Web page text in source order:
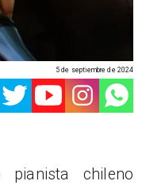
5 de septiembre de 2024
pianista chileno